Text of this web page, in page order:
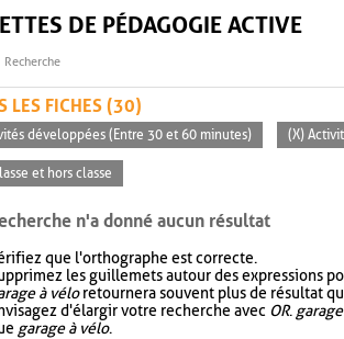
DE PÉDAGOGIE ACTIVE
Recherche
LES FICHES (30)
développées (Entre 30 et 60 minutes) (X)
et hors classe
n'a donné aucun résultat
que l'orthographe est correcte.
les guillemets autour des expressions
à véloretournera souvent plus de résultat
d'élargir votre recherche avec OR.
garage à vélo.